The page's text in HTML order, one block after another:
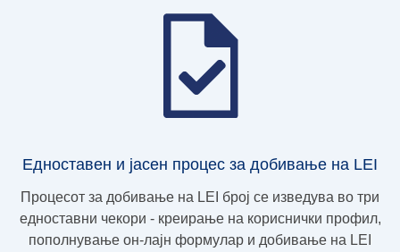
Едноставен и јасен процес за добивање на LEI
Процесот за добивање на LEI број се изведува во три
едноставни чекори - креирање на кориснички профил,
пополнување он-лајн формулар и добивање на LEI